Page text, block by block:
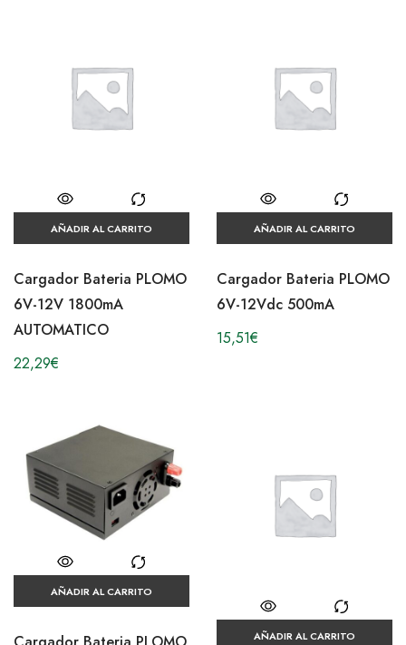
AÑADIR AL CARRITO
Cargador Bateria PLOMO
6V-12V 1800mA
AUTOMATICO
22,29€
AÑADIR AL CARRITO
Cargador Bateria PLOMO
6V-12Vdc 500mA
15,51€
AÑADIR AL CARRITO
AÑADIR AL CARRITO